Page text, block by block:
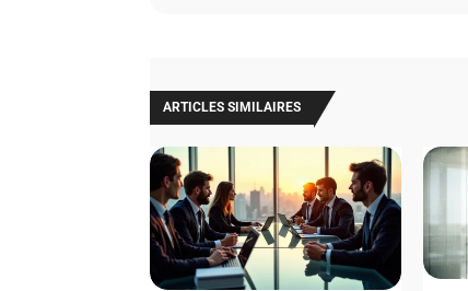
ARTICLES SIMILAIRES